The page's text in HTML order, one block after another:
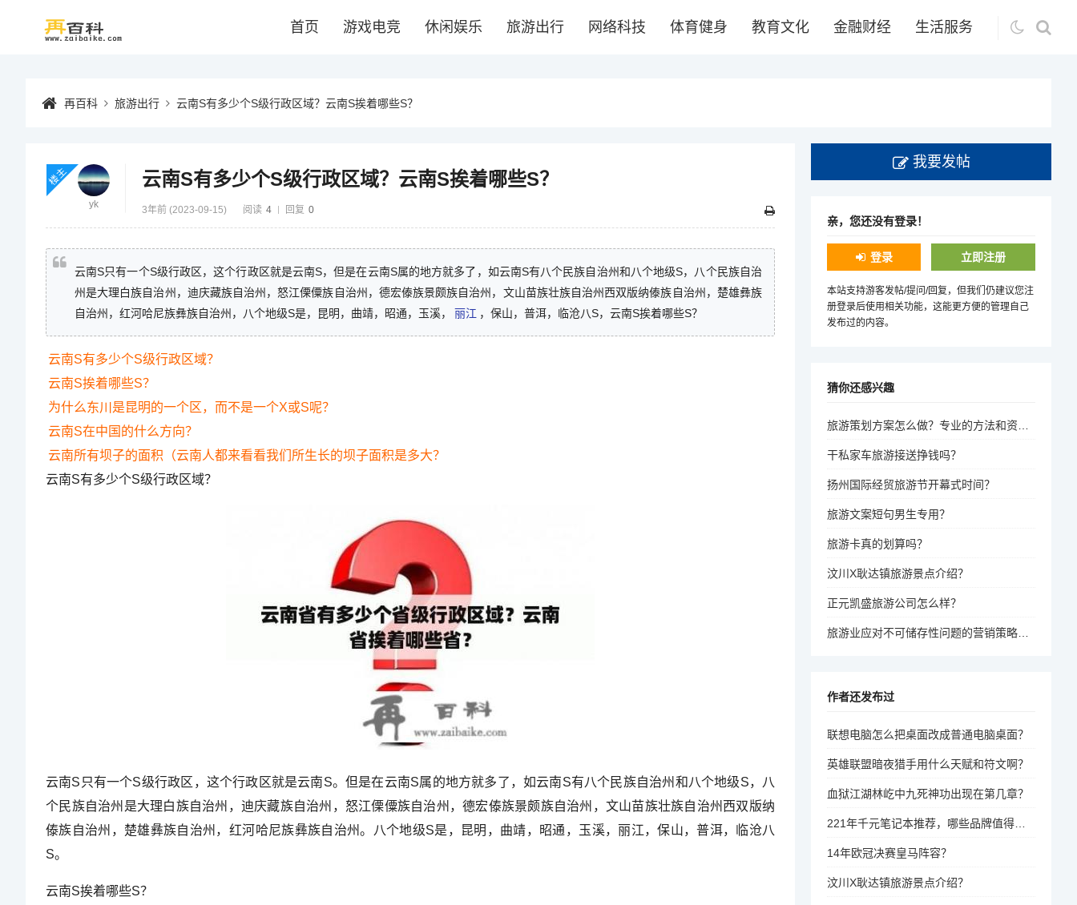
首页 游戏电竞 休闲娱乐 旅游出行 网络科技 体育健身 教育文化 金融财经 生活服务
再百科 旅游出行 云南S有多少个S级行政区域？云南S挨着哪些S？
云南S有多少个S级行政区域？云南S挨着哪些S？
3年前 (2023-09-15) 阅读 4 回复 0
yk
楼主
云南S只有一个S级行政区，这个行政区就是云南S，但是在云南S属的地方就多了，如云南S有八个民族自治州和八个地级S，八个民族自治
州是大理白族自治州，迪庆藏族自治州，怒江傈僳族自治州，德宏傣族景颇族自治州，文山苗族壮族自治州西双版纳傣族自治州，楚雄彝族
自治州，红河哈尼族彝族自治州，八个地级S是，昆明，曲靖，昭通，玉溪，
丽江 ，保山，普洱，临沧八S，云南S挨着哪些S？
云南S有多少个S级行政区域？
云南S挨着哪些S？
为什么东川是昆明的一个区，而不是一个X或S呢？
云南S在中国的什么方向？
云南所有坝子的面积（云南人都来看看我们所生长的坝子面积是多大？
云南S有多少个S级行政区域？
云南S只有一个S级行政区，这个行政区就是云南S。但是在云南S属的地方就多了，如云南S有八个民族自治州和八个地级S，八
个民族自治州是大理白族自治州，迪庆藏族自治州，怒江傈僳族自治州，德宏傣族景颇族自治州，文山苗族壮族自治州西双版纳
傣族自治州，楚雄彝族自治州，红河哈尼族彝族自治州。八个地级S是，昆明，曲靖，昭通，玉溪，丽江，保山，普洱，临沧八
S。
云南S挨着哪些S？
我要发帖
亲，您还没有登录！
登录 立即注册
本站支持游客发帖/提问/回复，但我们仍建议您注
册登录后使用相关功能，这能更方便的管理自己
发布过的内容。
猜你还感兴趣
旅游策划方案怎么做？专业的方法和资源在哪里？
干私家车旅游接送挣钱吗？
扬州国际经贸旅游节开幕式时间？
旅游文案短句男生专用？
旅游卡真的划算吗？
汶川X耿达镇旅游景点介绍？
正元凯盛旅游公司怎么样？
旅游业应对不可储存性问题的营销策略有哪些？
作者还发布过
联想电脑怎么把桌面改成普通电脑桌面？
英雄联盟暗夜猎手用什么天赋和符文啊？
血狱江湖林屹中九死神功出现在第几章？
221年千元笔记本推荐，哪些品牌值得考虑？
14年欧冠决赛皇马阵容？
汶川X耿达镇旅游景点介绍？